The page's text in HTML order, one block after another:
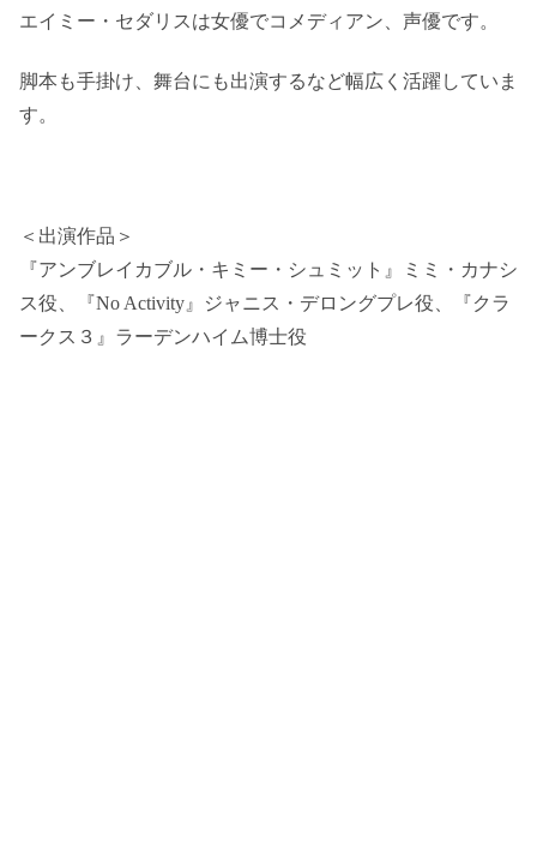
エイミー・セダリスは女優でコメディアン、声優です。
脚本も手掛け、舞台にも出演するなど幅広く活躍していま
す。
＜出演作品＞
『アンブレイカブル・キミー・シュミット』ミミ・カナシ
ス役、『No Activity』ジャニス・デロングプレ役、『クラ
ークス３』ラーデンハイム博士役